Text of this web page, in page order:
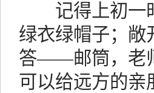
记得上初一时
绿衣绿帽子；敞
答——邮筒，老
可以给远方的亲